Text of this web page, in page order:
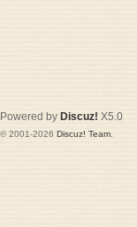
Powered by Discuz! X5.0
© 2001-2026 Discuz! Team